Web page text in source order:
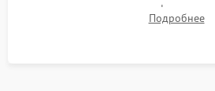
климатических зонах шкафа, оценка
влажности и полного отсутствия
Подробнее